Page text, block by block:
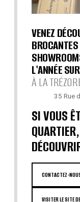
VENEZ
L'ANNÉE
À LA
35 Rue
SI VOUS
CONTACTEZ-
VISITER LE SITE